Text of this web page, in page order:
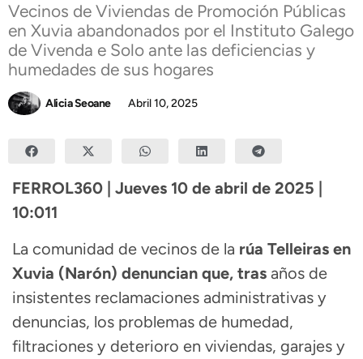
Vecinos de Viviendas de Promoción Públicas
en Xuvia abandonados por el Instituto Galego
de Vivenda e Solo ante las deficiencias y
humedades de sus hogares
Alicia Seoane Abril 10, 2025
FERROL360 | Jueves 10 de abril de 2025 |
10:011
La comunidad de vecinos de la rúa Telleiras en
Xuvia (Narón) denuncian que, tras años de
insistentes reclamaciones administrativas y
denuncias, los problemas de humedad,
filtraciones y deterioro en viviendas, garajes y